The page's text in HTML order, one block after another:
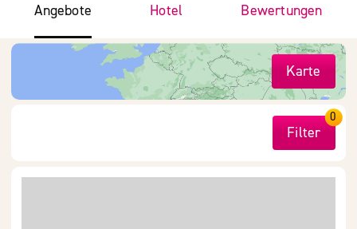
Angebote Hotel Bewertungen
Karte
Filter
0